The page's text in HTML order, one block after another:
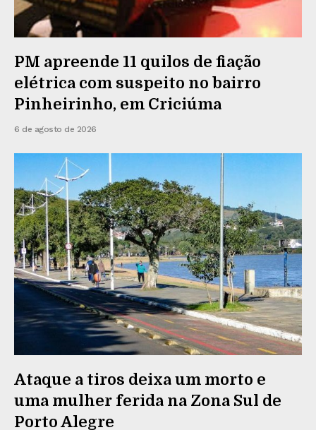
PM apreende 11 quilos de fiação
elétrica com suspeito no bairro
Pinheirinho, em Criciúma
6 de agosto de 2026
Ataque a tiros deixa um morto e
uma mulher ferida na Zona Sul de
Porto Alegre